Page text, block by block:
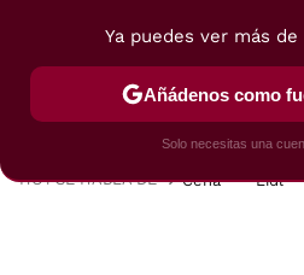
POSTRES VIAJES
HOY SE HABLA DE Cena Lidl
Ya puedes ver más de
Añádenos como
Solo necesitas una